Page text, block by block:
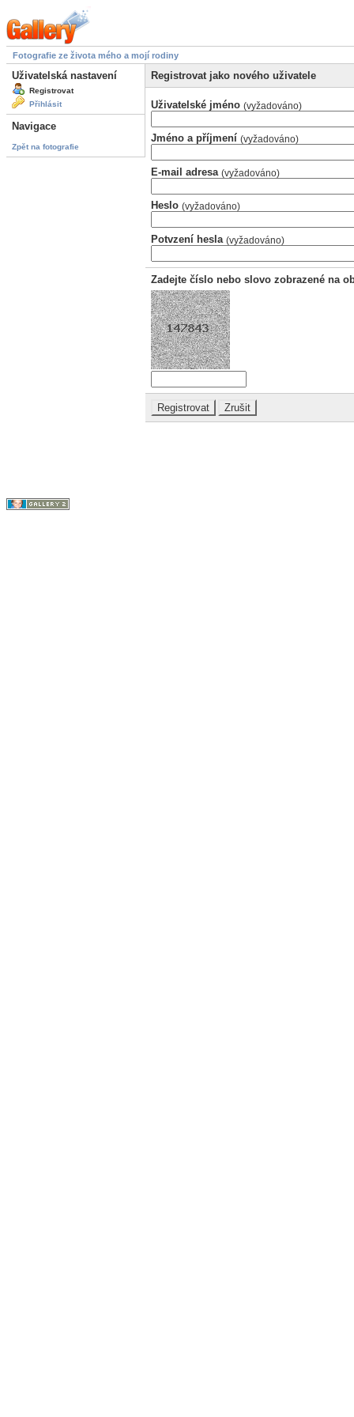
Fotografie ze života mého a mojí rodiny
Uživatelská nastavení
Registrovat
Přihlásit
Navigace
Zpět na fotografie
Registrovat jako nového uživatele
Uživatelské jméno (vyžadováno)
Jméno a příjmení (vyžadováno)
E-mail adresa (vyžadováno)
Heslo (vyžadováno)
Potvzení hesla (vyžadováno)
Zadejte číslo nebo slovo zobrazené na